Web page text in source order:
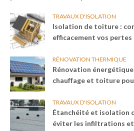
TRAVAUX D'ISOLATION
Isolation de toiture :
efficacement vos pertes
RÉNOVATION THERMIQUE
Rénovation
chauffage et toiture
TRAVAUX D'ISOLATION
Étanchéité et isolation
éviter les infiltrations et